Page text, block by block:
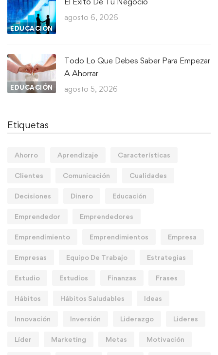
EDUCACIÓN
agosto 6, 2026
EDUCACIÓN
Todo Lo Que Debes Saber Para Empezar
A Ahorrar
agosto 5, 2026
Etiquetas
Ahorro Aprendizaje Características
Clientes Comunicación Cualidades
Decisiones Dinero Educación
Emprendedor Emprendedores
Emprendimiento Emprendimientos Empresa
Empresas Equipo De Trabajo Estrategias
Estudio Estudios Finanzas Frases
Hábitos Hábitos Saludables Ideas
Innovación Inversión Liderazgo Lideres
Líder Marketing Metas Motivación